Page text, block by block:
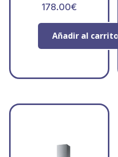
178.00€
Añadir al carrito